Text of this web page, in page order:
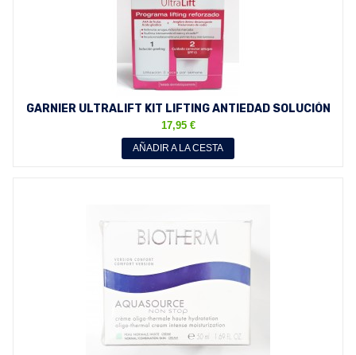
GARNIER ULTRALIFT KIT LIFTING ANTIEDAD SOLUCIÓN
PEELING...
17,95 €
AÑADIR A LA CESTA